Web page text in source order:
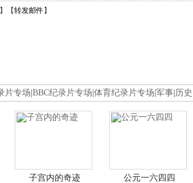
【转发邮件 】
片专场 BBC纪录片专场 体育纪录片专场 军事 历史
子宫内的奇迹 公元一六四四